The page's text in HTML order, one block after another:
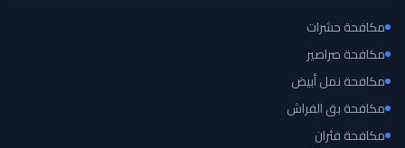
مكافحة حشرات
مكافحة صراصير
مكافحة نمل أبيض
مكافحة بق الفراش
مكافحة فئران